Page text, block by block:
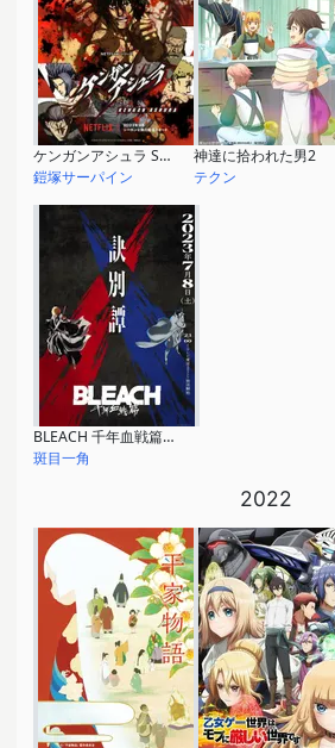
ケンガンアシュラ Season2
鎧塚サーパイン
神達に拾われた男2
テクン
BLEACH 千年血戦篇ｰ訣別譚ｰ
斑目一角
2022